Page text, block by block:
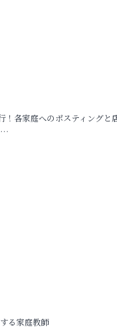
！各家庭へのポスティングと
…
る家庭教師